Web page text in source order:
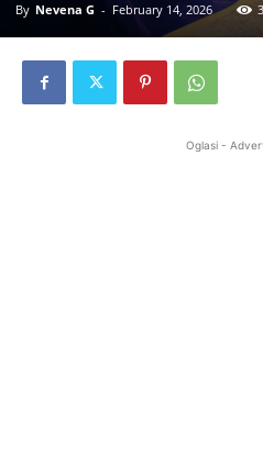
By Nevena G - February 14, 2026
Oglasi -